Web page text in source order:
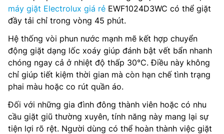
máy giặt Electrolux giá rẻ EWF1024D3WC có thể giặt
đầy tải chỉ trong vòng 45 phút.
Hệ thống vòi phun nước mạnh mẽ kết hợp chuyển
động giặt dạng lốc xoáy giúp đánh bật vết bẩn nhanh
chóng ngay cả ở nhiệt độ thấp 30°C. Điều này không
chỉ giúp tiết kiệm thời gian mà còn hạn chế tình trạng
phai màu hoặc co rút quần áo.
Đối với những gia đình đông thành viên hoặc có nhu
cầu giặt giũ thường xuyên, tính năng này mang lại sự
tiện lợi rõ rệt. Người dùng có thể hoàn thành việc giặt